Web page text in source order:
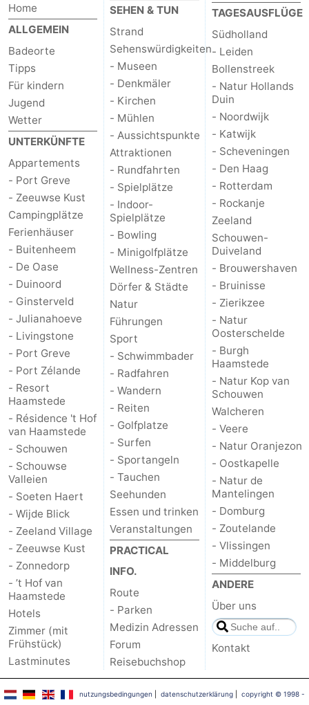
Südholland
-
Leiden
Bollenstreek
-
Natur
Hollands
Duin
-
Noordwijk
Katwijk
Scheveningen
-
Den
Haag
-
Rotterdam
Rockanje
Zeeland
Schouwen-
Duiveland
-
Brouwershaven
-
Bruinisse
-
Zierikzee
-
Natur
Oosterschelde
-
Burgh
Haamstede
-
Natur
Kop
van
Walcheren
-
Veere
-
Oranjezon
Oostkapelle
-
Home
ALLGEMEIN
Badeorte
Tipps
Für kindern
Jugend
Wetter
UNTERKÜNFTE
Appartements
- Port Greve
- Zeeuwse Kust
Campingplätze
Ferienhäuser
- Buitenheem
- De Oase
- Duinoord
- Ginsterveld
- Julianahoeve
- Livingstone
- Port Greve
- Port Zélande
- Resort
Haamstede
- Résidence 't Hof
van Haamstede
- Schouwen
- Schouwse
Valleien
- Soeten Haert
- Wijde Blick
- Zeeland Village
- Zeeuwse Kust
- Zonnedorp
- ’t Hof van
Haamstede
Hotels
Zimmer (mit
Frühstück)
Lastminutes
SEHEN & TUN
Strand
Sehenswürdigkeiten
- Museen
- Denkmäler
- Kirchen
- Mühlen
- Aussichtspunkte
Attraktionen
- Rundfahrten
- Spielplätze
- Indoor-
Spielplätze
- Bowling
- Minigolfplätze
Wellness-Zentren
Dörfer & Städte
Natur
Führungen
Sport
- Schwimmbader
- Radfahren
- Wandern
- Reiten
- Golfplatze
- Surfen
- Sportangeln
- Tauchen
Seehunden
Essen und trinken
Veranstaltungen
PRACTICAL
INFO.
Route
- Parken
Medizin Adressen
Forum
Reisebuchshop
TAGESAUSFLÜGE
Südholland
- Leiden
Bollenstreek
- Natur Hollands
Duin
- Noordwijk
- Katwijk
- Scheveningen
- Den Haag
- Rotterdam
- Rockanje
Zeeland
Schouwen-
Duiveland
- Brouwershaven
- Bruinisse
- Zierikzee
- Natur
Oosterschelde
- Burgh
Haamstede
- Natur Kop van
Schouwen
Walcheren
- Veere
- Natur Oranjezon
- Oostkapelle
- Natur de
Mantelingen
- Domburg
- Zoutelande
- Vlissingen
- Middelburg
ANDERE
Über uns
Kontakt
nutzungsbedingungen datenschutzerklärung| copyright © 1998 -